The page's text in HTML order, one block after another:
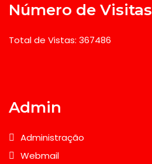
Número de Visitas
Total de Vistas: 367486
Admin
Administração
Webmail